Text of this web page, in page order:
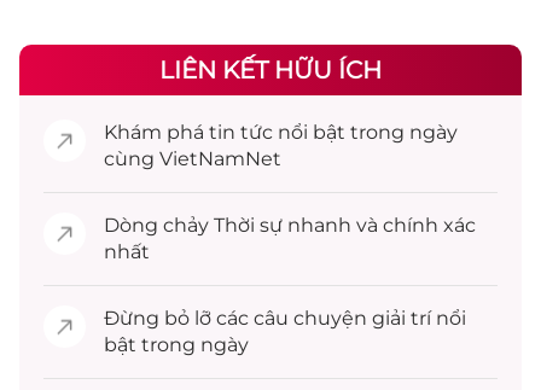
LIÊN KẾT HỮU ÍCH
Khám phá tin tức nổi bật trong ngày
cùng VietNamNet
Dòng chảy Thời sự nhanh và chính xác
nhất
Đừng bỏ lỡ các câu chuyện giải trínổi
bật trong ngày